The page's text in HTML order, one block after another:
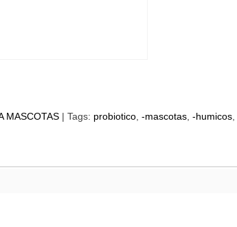
MASCOTAS| Tags: probiotico -mascotas -humicos